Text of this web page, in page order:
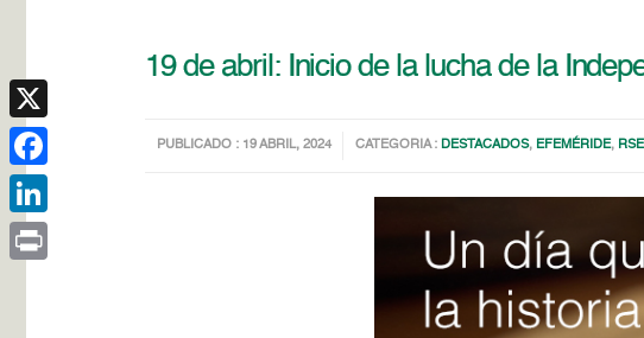
19 de abril: Inicio de la lucha de la
PUBLICADO : 19 ABRIL, 2024 CATEGORIA : DESTACADOS, EFEMÉRIDE, RSE
X
Facebook
LinkedIn